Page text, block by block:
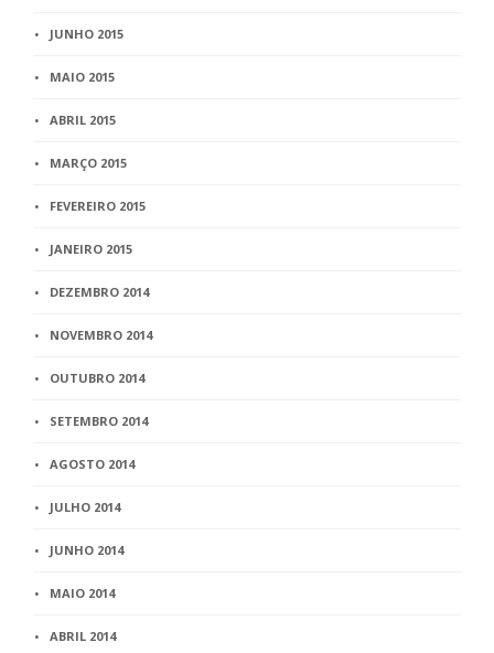
JUNHO 2015
MAIO 2015
ABRIL 2015
MARÇO 2015
FEVEREIRO 2015
JANEIRO 2015
DEZEMBRO 2014
NOVEMBRO 2014
OUTUBRO 2014
SETEMBRO 2014
AGOSTO 2014
JULHO 2014
JUNHO 2014
MAIO 2014
ABRIL 2014